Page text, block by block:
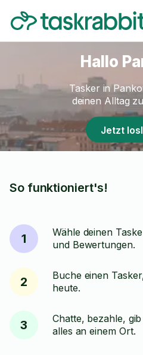
Hallo
Tasker in
deinen Alltag
Jetzt
So funktioniert's!
1
Wähle deinen
und Bewertungen.
2
Buche einen
heute.
3
Chatte, bezahle,
alles an einem Ort.